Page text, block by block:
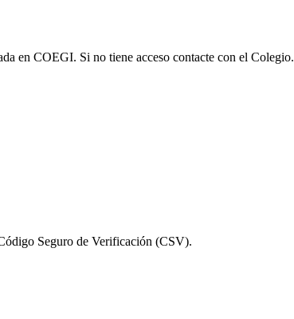
en COEGI. Si no tiene acceso contacte con el Colegio.
Seguro de Verificación (CSV).